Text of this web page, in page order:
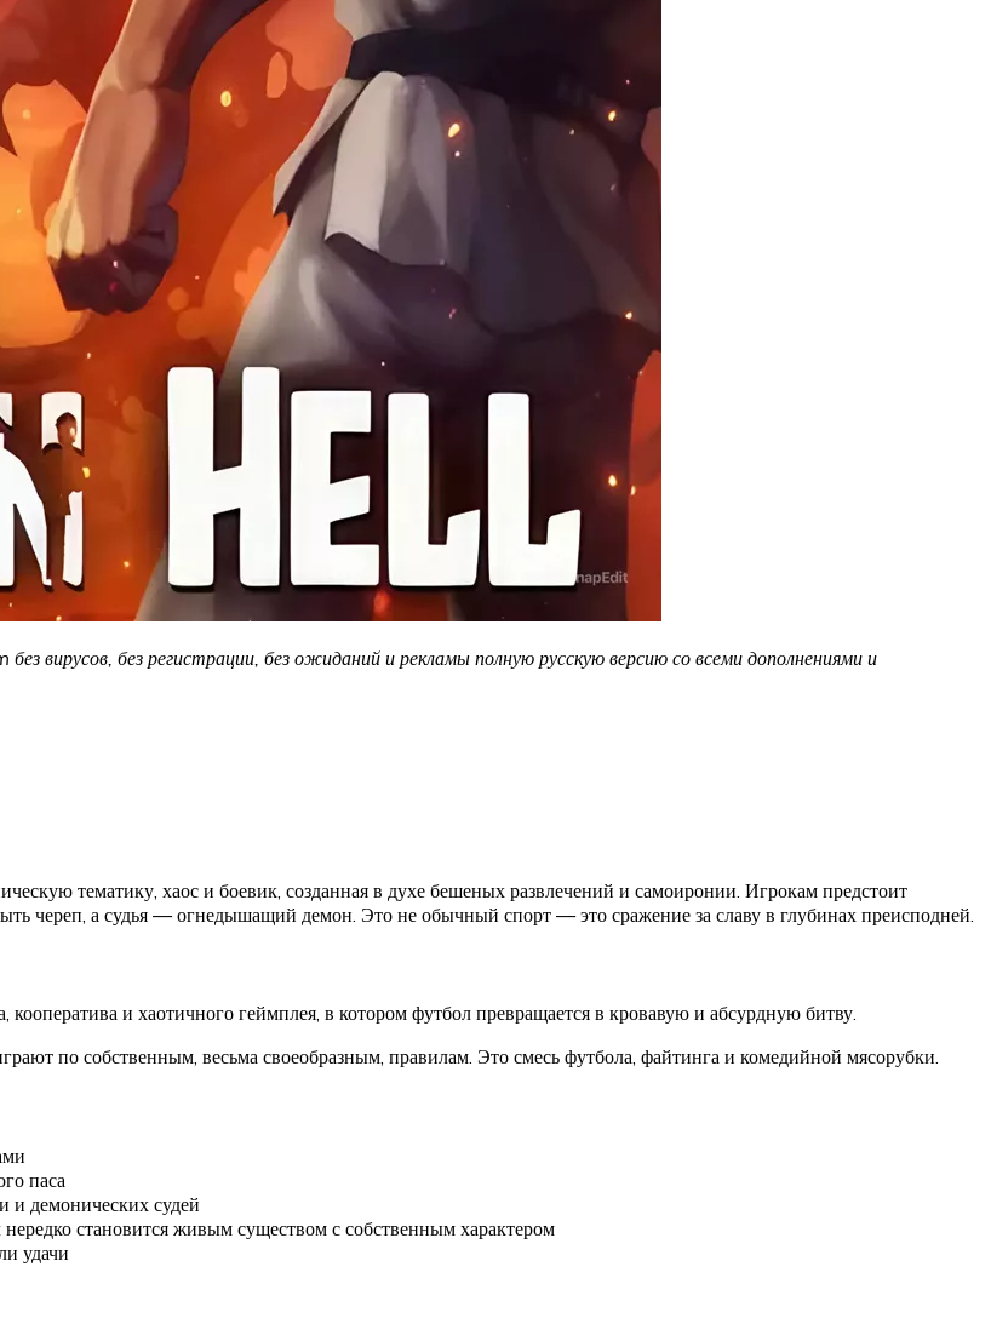
вирусов, без регистрации, без ожиданий и рекламы полную русскую версию со всеми дополнениями и
тематику, хаос и боевик, созданная в духе бешеных развлечений и самоиронии. Игрокам предстоит
череп, а судья — огнедышащий демон. Это не обычный спорт — это сражение за славу в глубинах преисподней.
и хаотичного геймплея, в котором футбол превращается в кровавую и абсурдную битву.
по собственным, весьма своеобразным, правилам. Это смесь футбола, файтинга и комедийной мясорубки.
паса
демонических судей
становится живым существом с собственным характером
удачи